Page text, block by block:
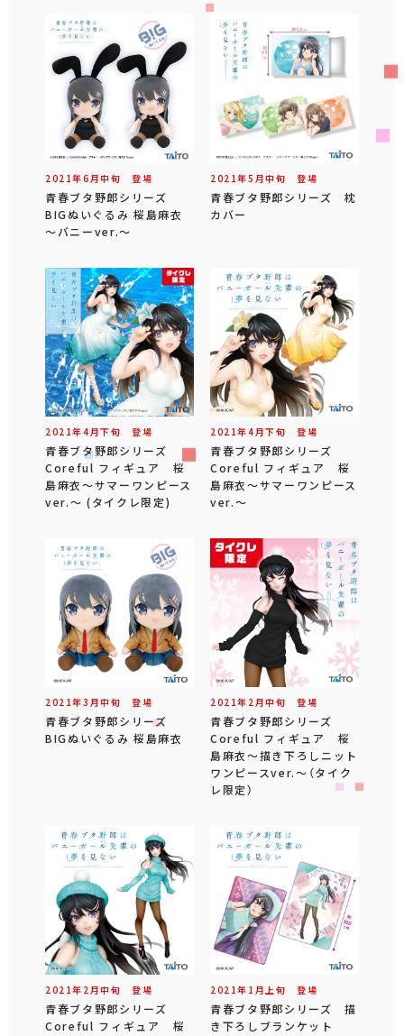
2021年6 月中旬 登場
青春ブタ野郎シリーズ
BIGぬいぐるみ 桜島麻衣
～バニーver.～
2021年5 月中旬 登場
青春ブタ野郎シリーズ 枕
カバー
2021年4 月下旬 登場
青春ブタ野郎シリーズ
Coreful フィギュア 桜
島麻衣～サマーワンピース
ver.～ (タイクレ限定)
2021年4 月下旬 登場
青春ブタ野郎シリーズ
Coreful フィギュア 桜
島麻衣～サマーワンピース
ver.～
2021年3 月中旬 登場
青春ブタ野郎シリーズ
BIGぬいぐるみ 桜島麻衣
2021年 2 月中旬 登場
青春ブタ野郎シリーズ
Coreful フィギュア 桜
島麻衣～描き下ろしニット
ワンピースver.～（タイク
レ限定）
2021年 2 月中旬 登場
青春ブタ野郎シリーズ
Coreful フィギュア 桜
2021年 1 月 上旬 登場
青春ブタ野郎シリーズ 描
き下ろしブランケット